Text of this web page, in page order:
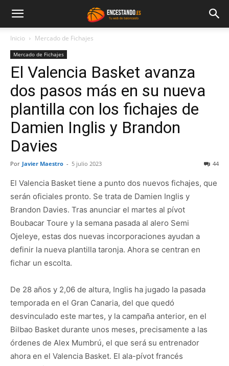
Inicio Mercado de Fichajes
Mercado de Fichajes
El Valencia Basket avanza
dos pasos más en su nueva
plantilla con los fichajes de
Damien Inglis y Brandon
Davies
Por Javier Maestro - 5 julio 2023 44
El Valencia Basket tiene a punto dos nuevos fichajes, que
serán oficiales pronto. Se trata de Damien Inglis y
Brandon Davies. Tras anunciar el martes al pívot
Boubacar Toure y la semana pasada al alero Semi
Ojeleye, estas dos nuevas incorporaciones ayudan a
definir la nueva plantilla taronja. Ahora se centran en
fichar un escolta.
De 28 años y 2,06 de altura, Inglis ha jugado la pasada
temporada en el Gran Canaria, del que quedó
desvinculado este martes, y la campaña anterior, en el
Bilbao Basket durante unos meses, precisamente a las
órdenes de Alex Mumbrú, el que será su entrenador
ahora en el Valencia Basket. El ala-pívot francés